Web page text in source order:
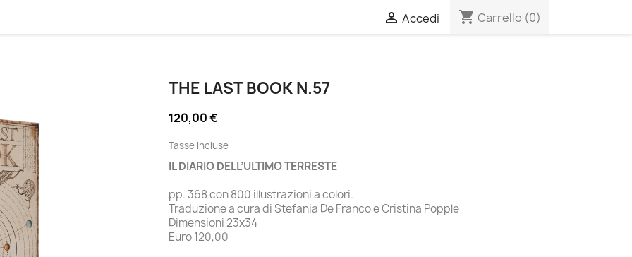
 Accedi shopping_cart Carrello (0)
THE LAST BOOK N.57
120,00 €
Tasse incluse
IL DIARIO DELL’ULTIMO TERRESTE
pp. 368 con 800 illustrazioni a colori.
Traduzione a cura di Stefania De Franco e Cristina Popple
Dimensioni 23x34
Euro 120,00